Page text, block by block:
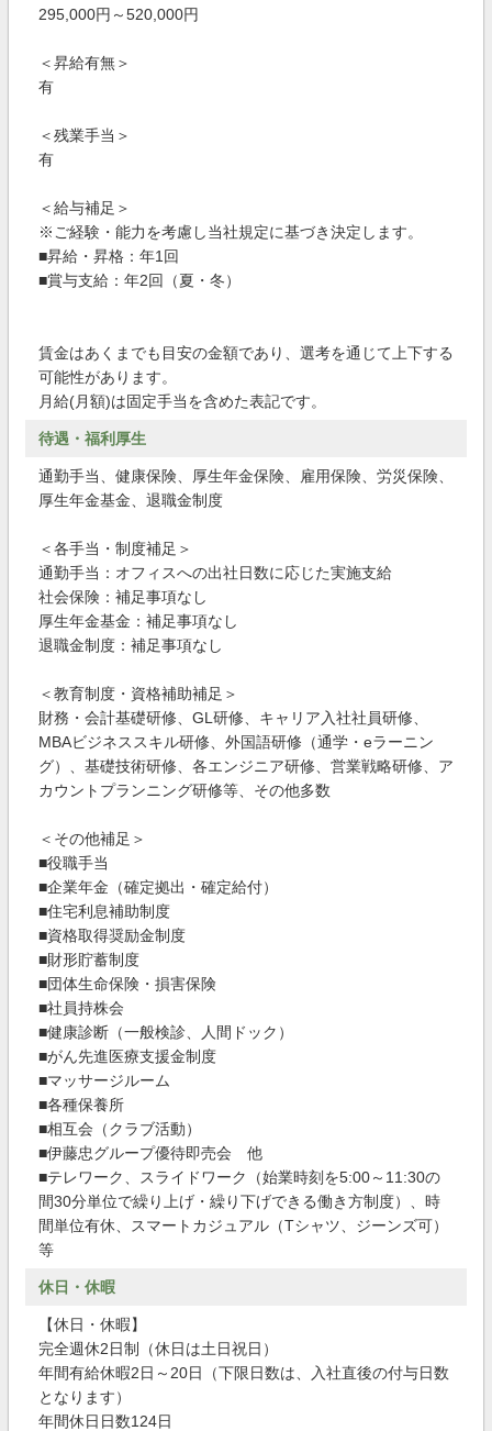
295,000円～520,000円
＜昇給有無＞
有
＜残業手当＞
有
＜給与補足＞
※ご経験・能力を考慮し当社規定に基づき決定します。
■昇給・昇格：年1回
■賞与支給：年2回（夏・冬）
賃金はあくまでも目安の金額であり、選考を通じて上下する
可能性があります。
月給(月額)は固定手当を含めた表記です。
待遇・福利厚生
通勤手当、健康保険、厚生年金保険、雇用保険、労災保険、
厚生年金基金、退職金制度
＜各手当・制度補足＞
通勤手当：オフィスへの出社日数に応じた実施支給
社会保険：補足事項なし
厚生年金基金：補足事項なし
退職金制度：補足事項なし
＜教育制度・資格補助補足＞
財務・会計基礎研修、GL研修、キャリア入社社員研修、
MBAビジネススキル研修、外国語研修（通学・eラーニン
グ）、基礎技術研修、各エンジニア研修、営業戦略研修、ア
カウントプランニング研修等、その他多数
＜その他補足＞
■役職手当
■企業年金（確定拠出・確定給付）
■住宅利息補助制度
■資格取得奨励金制度
■財形貯蓄制度
■団体生命保険・損害保険
■社員持株会
■健康診断（一般検診、人間ドック）
■がん先進医療支援金制度
■マッサージルーム
■各種保養所
■相互会（クラブ活動）
■伊藤忠グループ優待即売会 他
■テレワーク、スライドワーク（始業時刻を5:00～11:30の
間30分単位で繰り上げ・繰り下げできる働き方制度）、時
間単位有休、スマートカジュアル（Tシャツ、ジーンズ可）
等
休日・休暇
【休日・休暇】
完全週休2日制（休日は土日祝日）
年間有給休暇2日～20日（下限日数は、入社直後の付与日数
となります）
年間休日日数124日